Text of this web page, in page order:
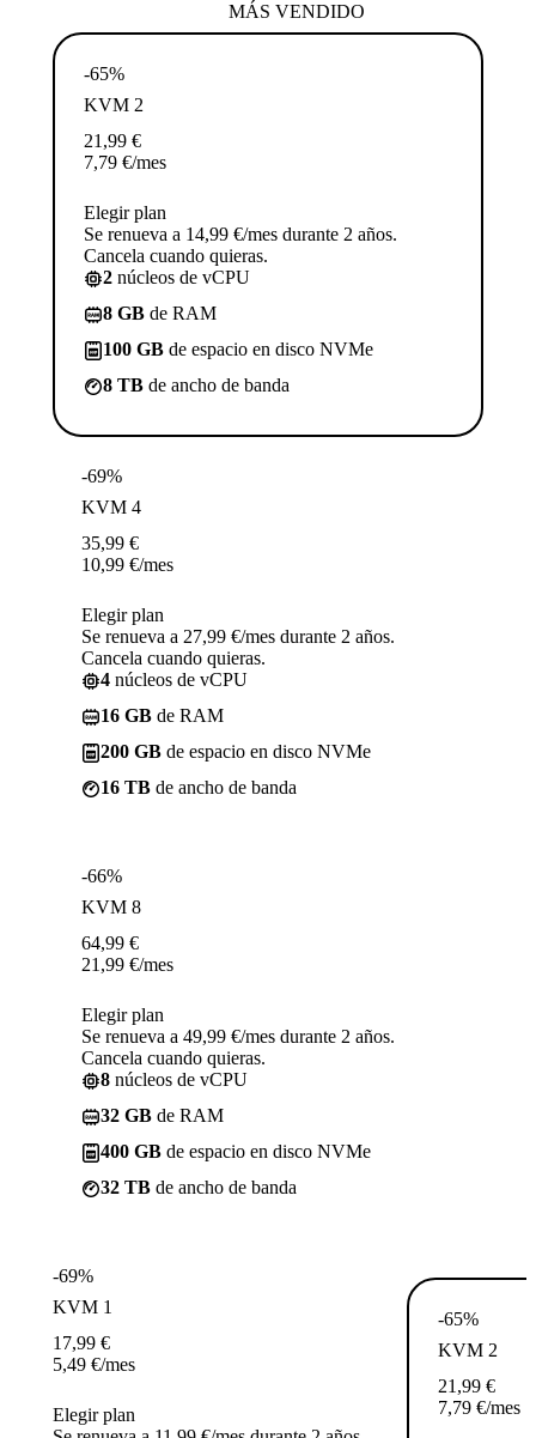
MÁS VENDIDO
-65%
KVM 2
21,99 €
7,79 €/mes
Elegir plan
Se renueva a 14,99 €/mes durante 2 años.
Cancela cuando quieras.
2 núcleos de vCPU
8 GB de RAM
100 GB de espacio en disco NVMe
8 TB de ancho de banda
-69%
KVM 4
35,99 €
10,99 €/mes
Elegir plan
Se renueva a 27,99 €/mes durante 2 años.
Cancela cuando quieras.
4 núcleos de vCPU
16 GB de RAM
200 GB de espacio en disco NVMe
16 TB de ancho de banda
-66%
KVM 8
64,99 €
21,99 €/mes
Elegir plan
Se renueva a 49,99 €/mes durante 2 años.
Cancela cuando quieras.
8 núcleos de vCPU
32 GB de RAM
400 GB de espacio en disco NVMe
32 TB de ancho de banda
-69%
KVM 1
17,99 €
5,49 €/mes
Elegir plan
-65%
KVM 2
21,99 €
7,79 €/mes